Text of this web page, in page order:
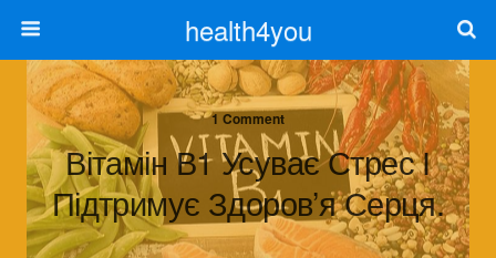
health4you
1 Comment
Вітамін В1 Усуває Стрес І
Підтримує Здоров’я Серця.